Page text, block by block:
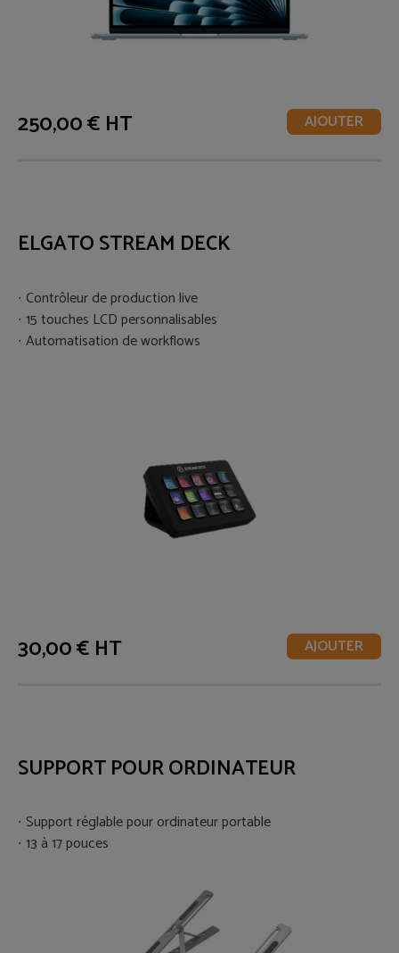
250,00 € HT AJOUTER
ELGATO STREAM DECK
Contrôleur de production live
15 touches LCD personnalisables
Automatisation de workflows
30,00 € HT AJOUTER
SUPPORT POUR ORDINATEUR
Support réglable pour ordinateur portable
13 à 17 pouces